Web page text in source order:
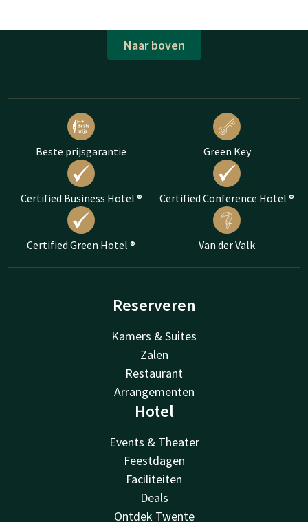
Naar boven
Beste prijsgarantie Green Key
Certified Business Hotel ® Certified Conference Hotel ®
Certified Green Hotel ® Van der Valk
Reserveren
Kamers & Suites
Zalen
Restaurant
Arrangementen
Hotel
Events & Theater
Feestdagen
Faciliteiten
Deals
Ontdek Twente